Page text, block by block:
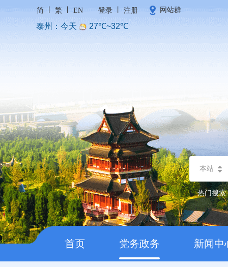
简 繁 EN 登录 注册 网站群
本站
热门搜索
首页 党务政务 新闻中